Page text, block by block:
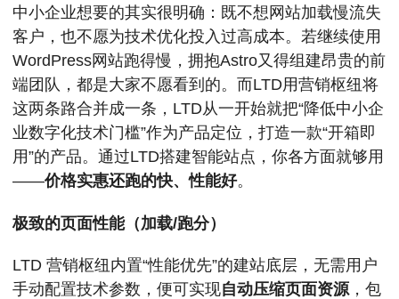
中小企业想要的其实很明确：既不想网站加载慢流失
客户，也不愿为技术优化投入过高成本。若继续使用
WordPress网站跑得慢，拥抱Astro又得组建昂贵的前
端团队，都是大家不愿看到的。而LTD用营销枢纽将
这两条路合并成一条，LTD从一开始就把“降低中小企
业数字化技术门槛”作为产品定位，打造一款“开箱即
用”的产品。通过LTD搭建智能站点，你各方面就够用
——价格实惠还跑的快、性能好。
极致的页面性能（加载/跑分）
LTD 营销枢纽内置“性能优先”的建站底层，无需用户
手动配置技术参数，便可实现自动压缩页面资源，包